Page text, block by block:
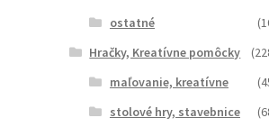
ostatné
Hračky, Kreatívne pomôcky
maľovanie, kreatívne
stolové hry, stavebnice